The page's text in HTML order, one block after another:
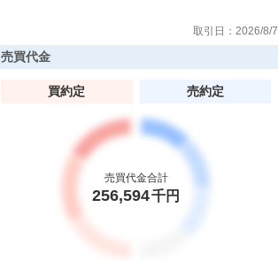
取引日： 2026/8/7
売買代金
買約定 売約定
売買代金合計
256,594千円